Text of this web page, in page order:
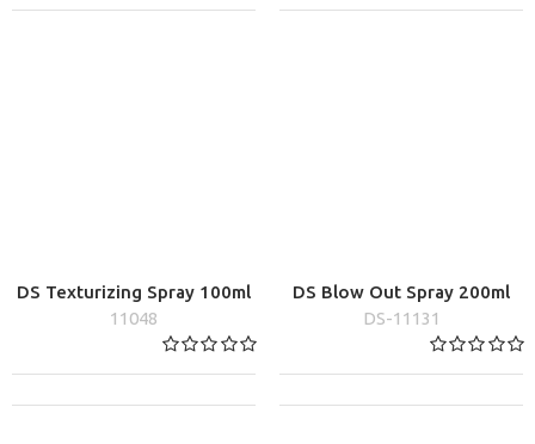
DS Texturizing Spray 100ml
11048
DS Blow Out Spray 200ml
DS-11131